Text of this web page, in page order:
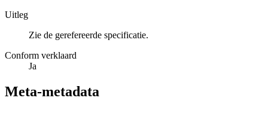
Uitleg
Zie de gerefereerde specificatie.
Conform verklaard
Ja
Meta-metadata